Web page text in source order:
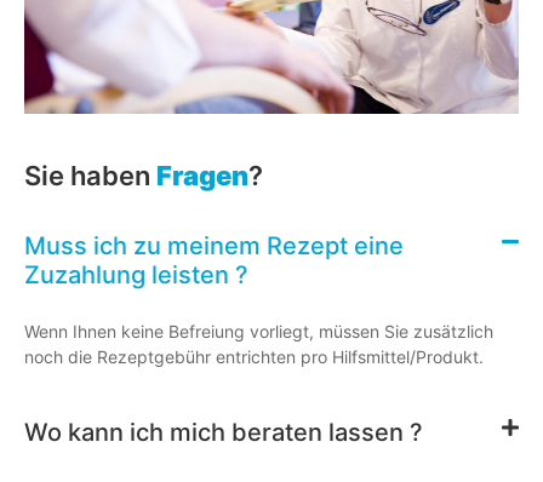
Sie haben Fragen?
Muss ich zu meinem Rezept eine
Zuzahlung leisten ?
Wenn Ihnen keine Befreiung vorliegt, müssen Sie zusätzlich
noch die Rezeptgebühr entrichten pro Hilfsmittel/Produkt.
Wo kann ich mich beraten lassen ?